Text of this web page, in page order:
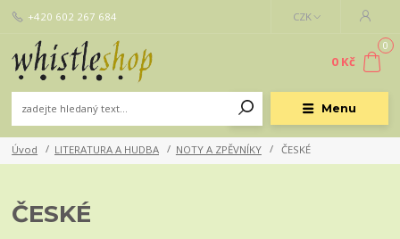
Menu
CZK
+420 602 267 684
0
0 Kč
Úvod LITERATURA A HUDBA NOTY A ZPĚVNÍKY ČESKÉ
ČESKÉ